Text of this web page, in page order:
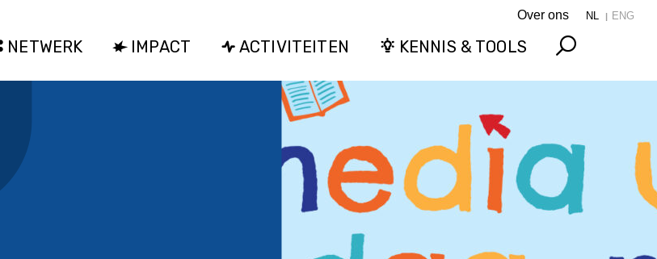
Over ons NL ENG
NETWERK IMPACT ACTIVITEITEN KENNIS & TOOLS
Search